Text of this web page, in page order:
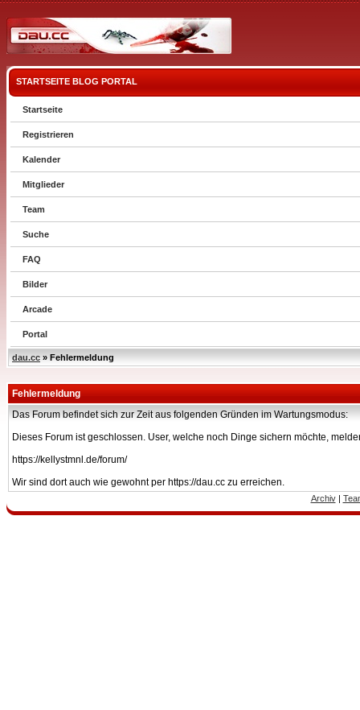
STARTSEITE BLOG PORTAL
Startseite
Registrieren
Kalender
Mitglieder
Team
Suche
FAQ
Bilder
Arcade
Portal
dau.cc » Fehlermeldung
Fehlermeldung
Das Forum befindet sich zur Zeit aus folgenden Gründen im Wartungsmodus:
Dieses Forum ist geschlossen. User, welche noch Dinge sichern möchte,
https://kellystmnl.de/forum/
Wir sind dort auch wie gewohnt per https://dau.cc zu erreichen.
Archiv|